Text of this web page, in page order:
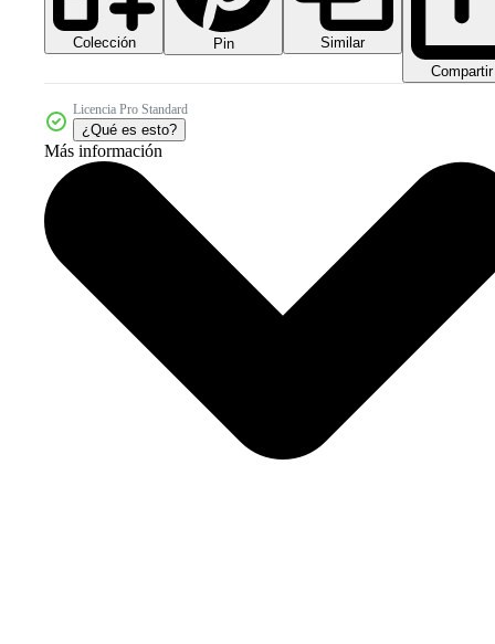
Colección Pin
Similar
Compartir
Licencia Pro Standard
¿Qué es esto?
Más información